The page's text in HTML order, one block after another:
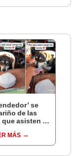
se
de las
que asisten a
MÁS